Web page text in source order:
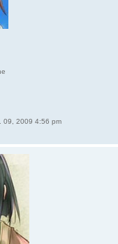
09, 2009 4:56 pm